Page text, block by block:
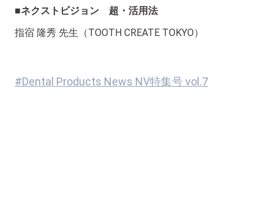
■ネクストビジョン 超・活用法
指宿 隆秀 先生（TOOTH CREATE TOKYO）
#Dental Products News NV特集号 vol.7